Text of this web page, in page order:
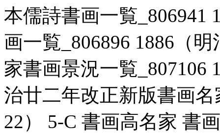
本儒詩書画一覧_806941
画一覧_806896 1886（
家書画景況一覧_807106
治廿二年改正新版書画名
22） 5-C 書画高名家 書